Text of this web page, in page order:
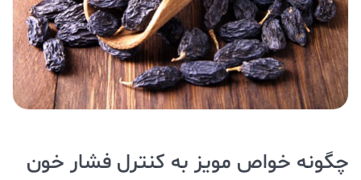
چگونه خواص مویز به کنترل فشار خون